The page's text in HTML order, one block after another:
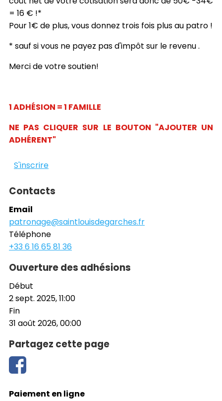
= 16 € !*
Pour 1€ de plus, vous donnez trois fois plus au patro !
* sauf si vous ne payez pas d'impôt sur le revenu .
Merci de votre soutien!
1 ADHÉSION = 1 FAMILLE
NE PAS CLIQUER SUR LE BOUTON "AJOUTER UN
ADHÉRENT"
S'inscrire
Contacts
Email
patronage@saintlouisdegarches.fr
Téléphone
+33 6 16 65 81 36
Ouverture des adhésions
Début
2 sept. 2025, 11:00
Fin
31 août 2026, 00:00
Partagez cette page
Paiement en ligne